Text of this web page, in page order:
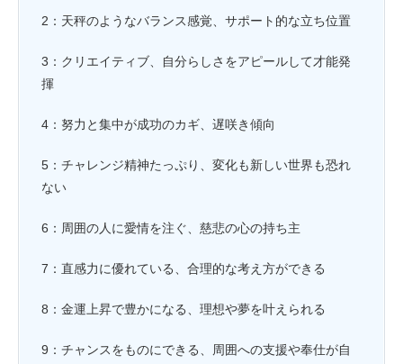
2：天秤のようなバランス感覚、サポート的な立ち位置
3：クリエイティブ、自分らしさをアピールして才能発
揮
4：努力と集中が成功のカギ、遅咲き傾向
5：チャレンジ精神たっぷり、変化も新しい世界も恐れ
ない
6：周囲の人に愛情を注ぐ、慈悲の心の持ち主
7：直感力に優れている、合理的な考え方ができる
8：金運上昇で豊かになる、理想や夢を叶えられる
9：チャンスをものにできる、周囲への支援や奉仕が自